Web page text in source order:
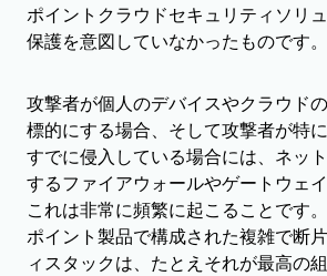
ポイントクラウドセキュリティソリ
保護を意図していなかったものです。
攻撃者が個人のデバイスやクラウド
標的にする場合、そして攻撃者が特
すでに侵入している場合には、ネッ
するファイアウォールやゲートウェ
これは非常に頻繁に起こることです
ポイント製品で構成された複雑で断
ィスタックは、たとえそれが最高の